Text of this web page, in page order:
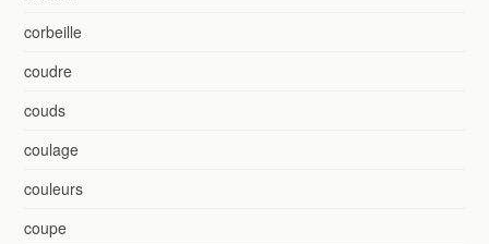
corbeille
coudre
couds
coulage
couleurs
coupe